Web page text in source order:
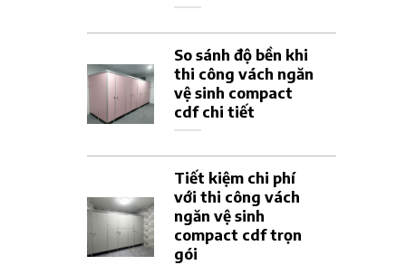
So sánh độ bền khi
thi công vách ngăn
vệ sinh compact
cdf chi tiết
Tiết kiệm chi phí
với thi công vách
ngăn vệ sinh
compact cdf trọn
gói